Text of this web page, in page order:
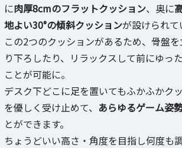
に肉厚8cmのフラットクッション、奥に
地よい30°の傾斜クッションが設けられて
この2つのクッションがあるため、骨盤
り下ろしたり、リラックスして前にゆっ
ことが可能に。
デスク下どこに足を置いてもふかふかク
を優しく受け止めて、 あらゆるゲーム姿
とができます。
ちょうどいい高さ・角度を目指し何度も